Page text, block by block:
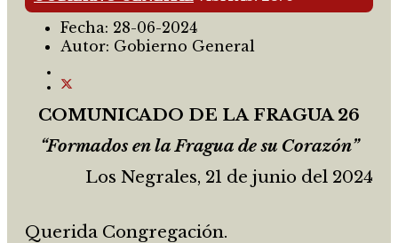
Fecha: 28-06-2024
Autor: Gobierno General
COMUNICADO DE LA FRAGUA 26
“Formados en la Fragua de su Corazón”
Los Negrales, 21 de junio del 2024
Querida Congregación.